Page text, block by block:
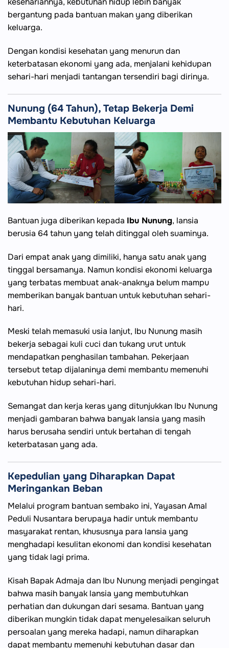
bergantung pada bantuan makan yang diberikan
keluarga.
Dengan kondisi kesehatan yang menurun dan
keterbatasan ekonomi yang ada, menjalani kehidupan
sehari-hari menjadi tantangan tersendiri bagi dirinya.
Nunung (64 Tahun), Tetap Bekerja Demi
Membantu Kebutuhan Keluarga
Bantuan juga diberikan kepada Ibu Nunung, lansia
berusia 64 tahun yang telah ditinggal oleh suaminya.
Dari empat anak yang dimiliki, hanya satu anak yang
tinggal bersamanya. Namun kondisi ekonomi keluarga
yang terbatas membuat anak-anaknya belum mampu
memberikan banyak bantuan untuk kebutuhan sehari-
hari.
Meski telah memasuki usia lanjut, Ibu Nunung masih
bekerja sebagai kuli cuci dan tukang urut untuk
mendapatkan penghasilan tambahan. Pekerjaan
tersebut tetap dijalaninya demi membantu memenuhi
kebutuhan hidup sehari-hari.
Semangat dan kerja keras yang ditunjukkan Ibu Nunung
menjadi gambaran bahwa banyak lansia yang masih
harus berusaha sendiri untuk bertahan di tengah
keterbatasan yang ada.
Kepedulian yang Diharapkan Dapat
Meringankan Beban
Melalui program bantuan sembako ini, Yayasan Amal
Peduli Nusantara berupaya hadir untuk membantu
masyarakat rentan, khususnya para lansia yang
menghadapi kesulitan ekonomi dan kondisi kesehatan
yang tidak lagi prima.
Kisah Bapak Admaja dan Ibu Nunung menjadi pengingat
bahwa masih banyak lansia yang membutuhkan
perhatian dan dukungan dari sesama. Bantuan yang
diberikan mungkin tidak dapat menyelesaikan seluruh
persoalan yang mereka hadapi, namun diharapkan
dapat membantu memenuhi kebutuhan dasar dan